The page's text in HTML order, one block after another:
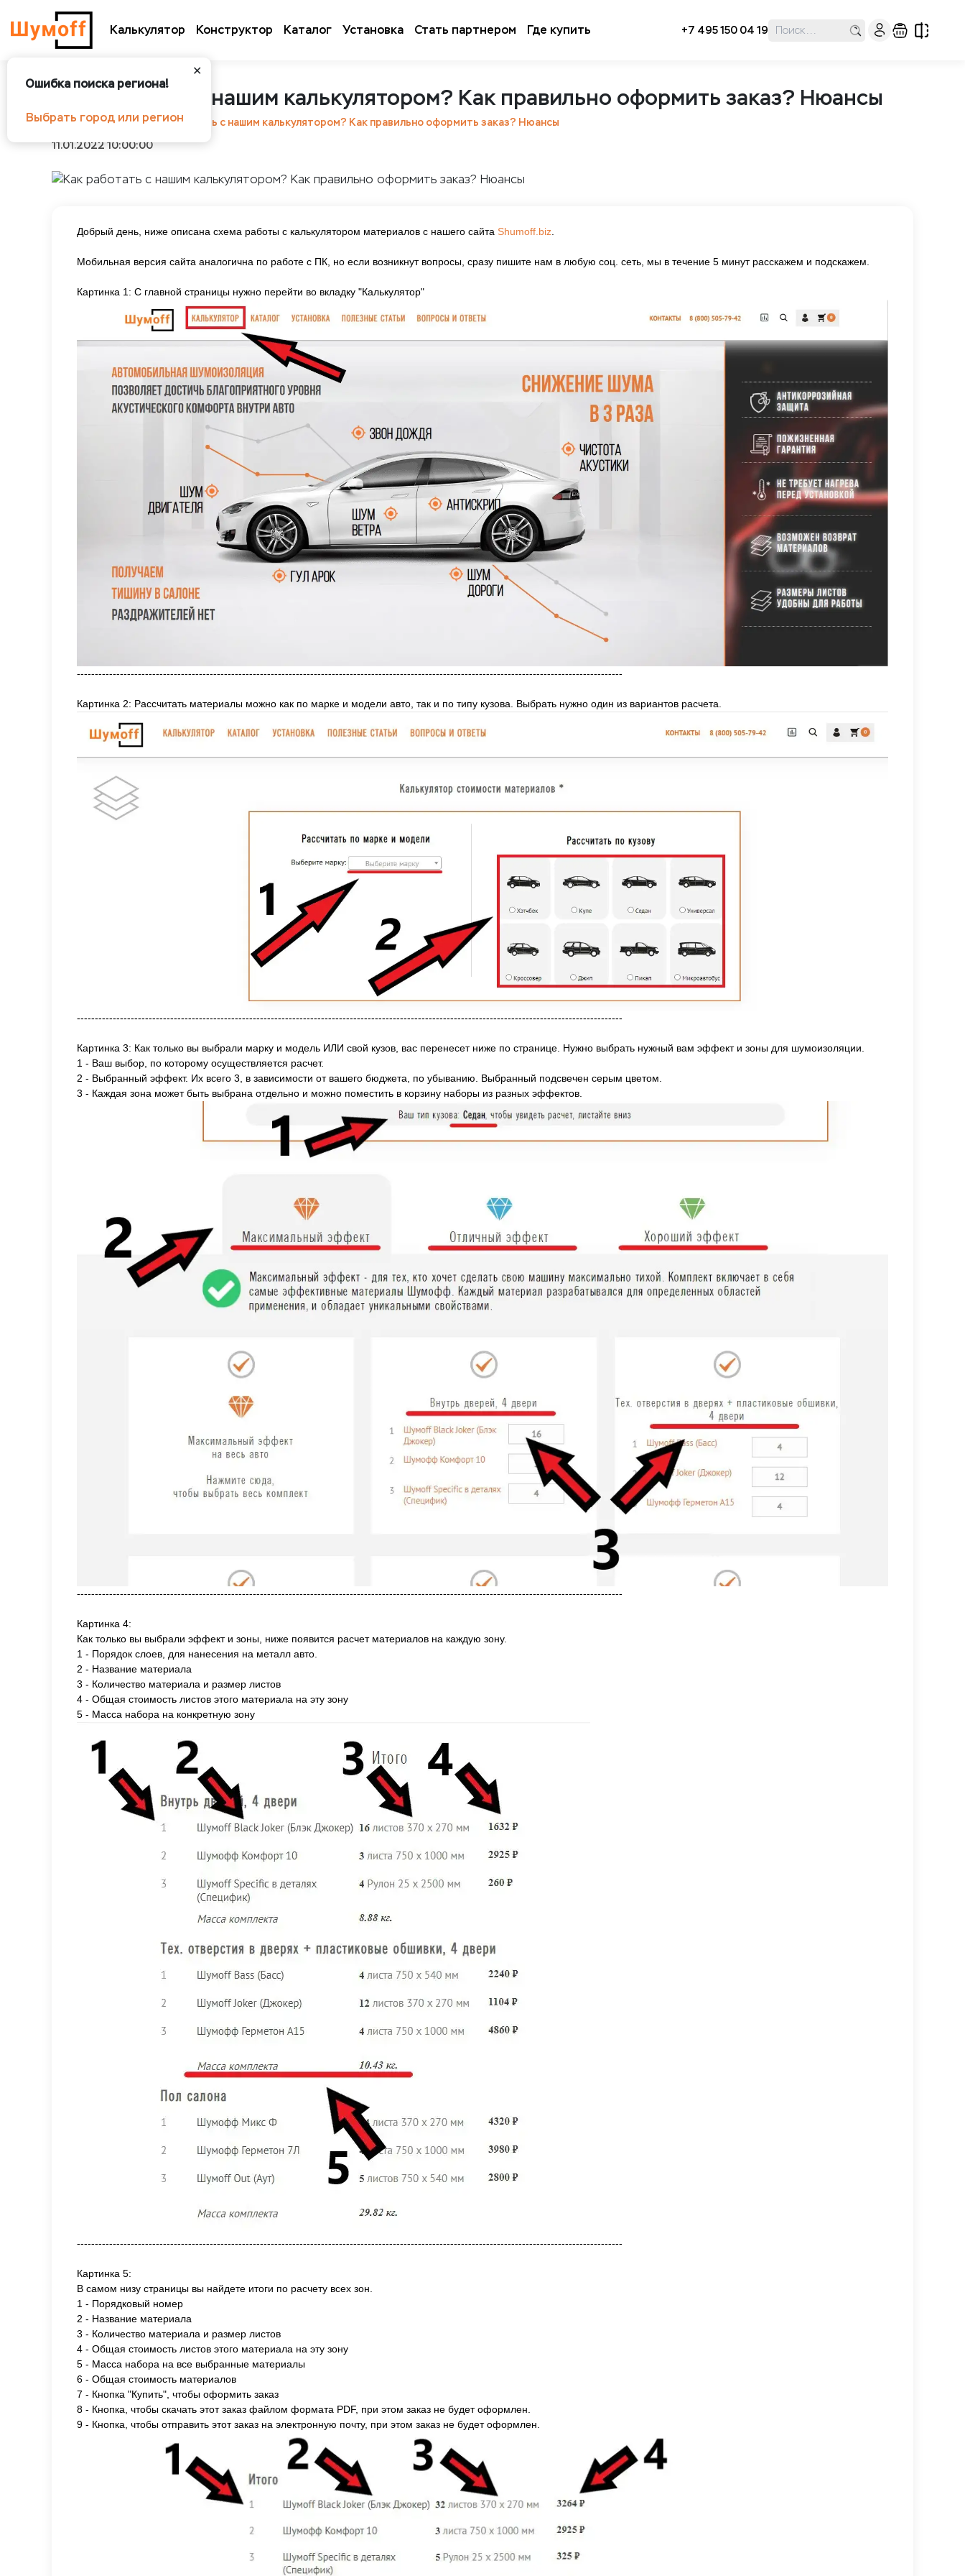
Калькулятор Конструктор Каталог Установка Стать партнером Где купить +7 495 150 04 19
✕
Ошибка поиска региона!
Выбрать город или регион
Как работать с нашим калькулятором? Как правильно оформить заказ? Нюансы
Шумоff Статьи
Как работать с нашим калькулятором? Как правильно оформить заказ? Нюансы
11.01.2022 10:00:00
Добрый день, ниже описана схема работы с калькулятором материалов с нашего сайта Shumoff.biz
Мобильная версия сайта аналогична по работе с ПК, но если возникнут вопросы, сразу пишите нам в любую соц. сеть, мы в течение 5 минут расскажем и подскажем.
Картинка 1: С главной страницы нужно перейти во вкладку "Калькулятор"
--------------------------------------------------------------------------------------------------------------------------------------------------------
Картинка 2: Рассчитать материалы можно как по марке и модели авто, так и по типу кузова. Выбрать нужно один из вариантов расчета.
--------------------------------------------------------------------------------------------------------------------------------------------------------
Картинка 3: Как только вы выбрали марку и модель ИЛИ свой кузов, вас перенесет ниже по странице. Нужно выбрать нужный вам эффект и зоны для шумоизоляции.
1 - Ваш выбор, по которому осуществляется расчет.
2 - Выбранный эффект. Их всего 3, в зависимости от вашего бюджета, по убыванию. Выбранный подсвечен серым цветом.
3 - Каждая зона может быть выбрана отдельно и можно поместить в корзину наборы из разных эффектов.
--------------------------------------------------------------------------------------------------------------------------------------------------------
Картинка 4:
Как только вы выбрали эффект и зоны, ниже появится расчет материалов на каждую зону.
1 - Порядок слоев, для нанесения на металл авто.
2 - Название материала
3 - Количество материала и размер листов
4 - Общая стоимость листов этого материала на эту зону
5 - Масса набора на конкретную зону
--------------------------------------------------------------------------------------------------------------------------------------------------------
Картинка 5:
В самом низу страницы вы найдете итоги по расчету всех зон.
1 - Порядковый номер
2 - Название материала
3 - Количество материала и размер листов
4 - Общая стоимость листов этого материала на эту зону
5 - Масса набора на все выбранные материалы
6 - Общая стоимость материалов
7 - Кнопка "Купить", чтобы оформить заказ
8 - Кнопка, чтобы скачать этот заказ файлом формата PDF, при этом заказ не будет оформлен.
9 - Кнопка, чтобы отправить этот заказ на электронную почту, при этом заказ не будет оформлен.